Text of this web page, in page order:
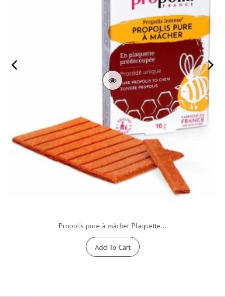
Propolis pure à mâcher Plaquette...
Add To Cart